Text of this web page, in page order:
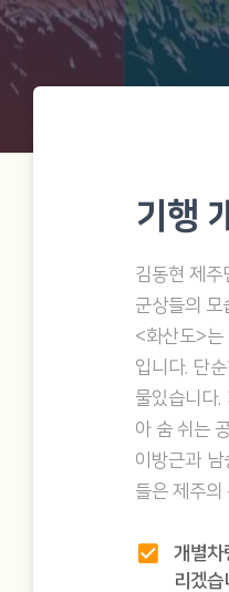
기행
김동현 제주
군상들의 모
<화산도>는
입니다. 단
물있습니다
아 숨 쉬는
이방근과 남
들은 제주의
check_box
개별차
리겠